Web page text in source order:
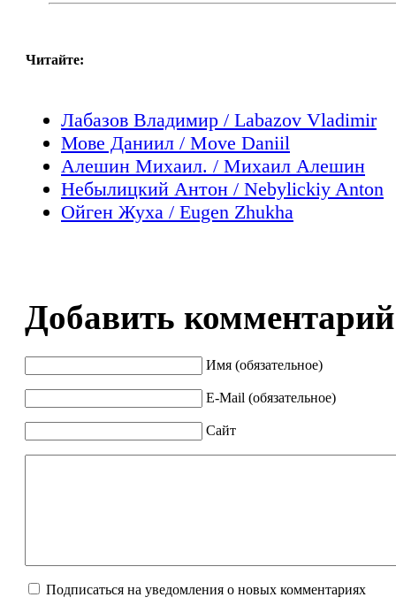
Читайте:
Лабазов Владимир / Labazov Vladimir
Мове Даниил / Move Daniil
Алешин Михаил. / Михаил Алешин
Небылицкий Антон / Nebylickiy Anton
Ойген Жуха / Eugen Zhukha
Добавить комментарий
Имя (обязательное)
E-Mail (обязательное)
Сайт
Подписаться на уведомления о новых комментариях